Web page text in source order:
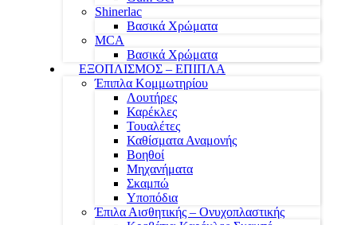
Shinerlac
Βασικά Χρώματα
MCA
Βασικά Χρώματα
ΕΞΟΠΛΙΣΜΟΣ – ΕΠΙΠΛΑ
Έπιπλα Κομμωτηρίου
Λουτήρες
Καρέκλες
Τουαλέτες
Καθίσματα Αναμονής
Βοηθοί
Μηχανήματα
Σκαμπώ
Υποπόδια
Έπιλα Αισθητικής – Ονυχοπλαστικής